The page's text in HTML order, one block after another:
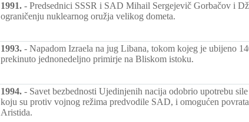
1991. - Predsednici SSSR i SAD Mihail Sergejevič Gorbačov i
ograničenju nuklearnog oružja velikog dometa.
1993. - Napadom Izraela na jug Libana, tokom kojeg je ubijeno
prekinuto jednonedeljno primirje na Bliskom istoku.
1994. - Savet bezbednosti Ujedinjenih nacija odobrio upotrebu
koju su protiv vojnog režima predvodile SAD, i omogućen
Aristida.